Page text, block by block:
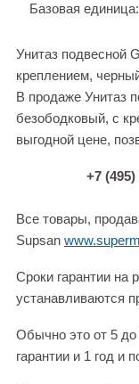
Базовая единица:
Унитаз подвесной
креплением,
В продаже Унитаз
безободковый, с
выгодной цене,
+7 (495)
Все товары,
Supsan
Сроки гарантии на
устанавливаются
Обычно это от 5
гарантии и 1 год и